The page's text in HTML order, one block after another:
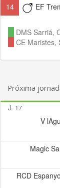
14
EF
DMS Sarriá,
CE Maristes,
Próxima
J. 17
V
Magic
RCD